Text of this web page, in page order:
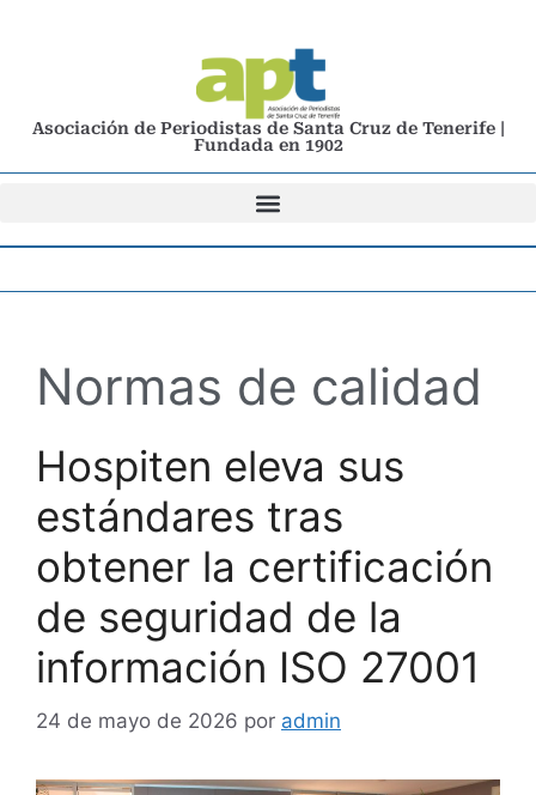
Asociación de Periodistas de Santa Cruz de Tenerife |
Fundada en 1902
Normas de calidad
Hospiten eleva sus
estándares tras
obtener la certificación
de seguridad de la
información ISO 27001
24 de mayo de 2026 por admin